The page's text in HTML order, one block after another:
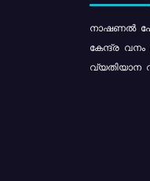
നാഷണൽ
കേന്ദ്ര
വ്യതിയാന